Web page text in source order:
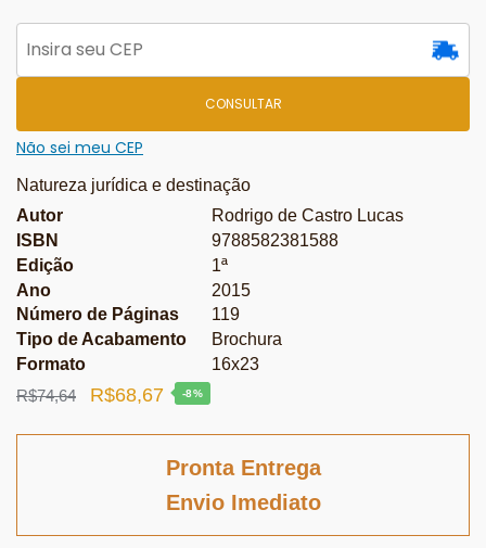
CONSULTAR
Não sei meu CEP
Natureza jurídica e destinação
Autor
Rodrigo de Castro Lucas
ISBN
9788582381588
Edição
1ª
Ano
2015
Número de Páginas
119
Tipo de Acabamento
Brochura
Formato
16x23
R$74,64
O
R$68,67O
atual
-8%
Pronta Entrega
Envio Imediato